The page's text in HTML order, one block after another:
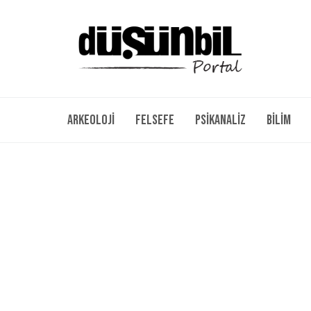
Arkeoloji Felsefe Psikanaliz Bilim